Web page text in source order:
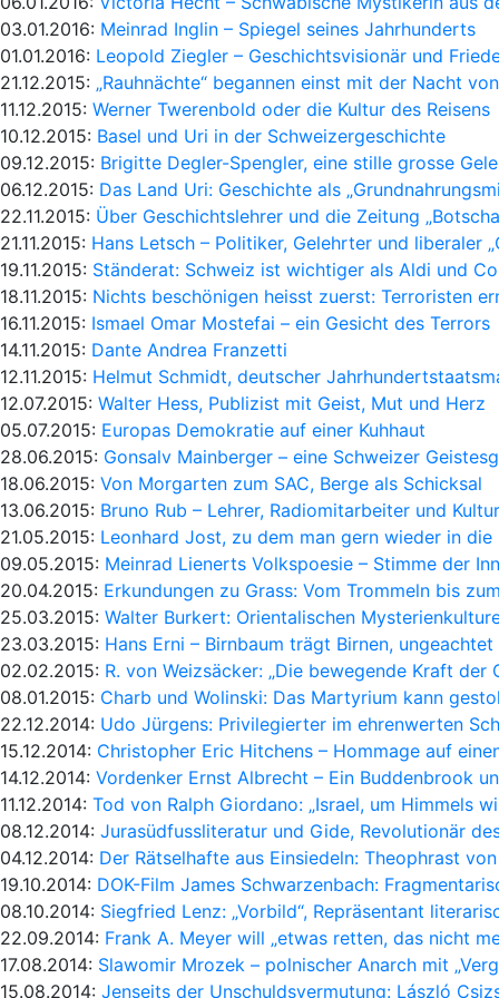
03.01.2016: Meinrad Inglin – Spiegel seines Jahrhunderts
01.01.2016: Leopold Ziegler – Geschichtsvisionär und
21.12.2015: „Rauhnächte“ begannen einst mit der Nacht
11.12.2015: Werner Twerenbold oder die Kultur des Reisens
10.12.2015: Basel und Uri in der Schweizergeschichte
09.12.2015: Brigitte Degler-Spengler, eine stille grosse
06.12.2015: Das Land Uri: Geschichte als
22.11.2015: Über Geschichtslehrer und die Zeitung
21.11.2015: Hans Letsch – Politiker, Gelehrter und liberaler
19.11.2015: Ständerat: Schweiz ist wichtiger als Aldi und
18.11.2015: Nichts beschönigen heisst zuerst: Terroristen
16.11.2015: Ismael Omar Mostefai – ein Gesicht des Terrors
14.11.2015: Dante Andrea Franzetti
12.11.2015: Helmut Schmidt, deutscher
12.07.2015: Walter Hess, Publizist mit Geist, Mut und Herz
05.07.2015: Europas Demokratie auf einer Kuhhaut
28.06.2015: Gonsalv Mainberger – eine Schweizer
18.06.2015: Von Morgarten zum SAC, Berge als Schicksal
13.06.2015: Bruno Rub – Lehrer, Radiomitarbeiter und
21.05.2015: Leonhard Jost, zu dem man gern wieder in die
09.05.2015: Meinrad Lienerts Volkspoesie – Stimme der
20.04.2015: Erkundungen zu Grass: Vom Trommeln bis
25.03.2015: Walter Burkert: Orientalischen
23.03.2015: Hans Erni – Birnbaum trägt Birnen,
02.02.2015: R. von Weizsäcker: „Die bewegende Kraft der
08.01.2015: Charb und Wolinski: Das Martyrium kann
22.12.2014: Udo Jürgens: Privilegierter im ehrenwerten
15.12.2014: Christopher Eric Hitchens – Hommage auf
14.12.2014: Vordenker Ernst Albrecht – Ein Buddenbrook
11.12.2014: Tod von Ralph Giordano: „Israel, um Himmels
08.12.2014: Jurasüdfussliteratur und Gide, Revolutionär
04.12.2014: Der Rätselhafte aus Einsiedeln: Theophrast
19.10.2014: DOK-Film James Schwarzenbach:
08.10.2014: Siegfried Lenz: „Vorbild“, Repräsentant
22.09.2014: Frank A. Meyer will „etwas retten, das nicht
17.08.2014: Slawomir Mrozek – polnischer Anarch mit
15.08.2014: Jenseits der Unschuldsvermutung: László